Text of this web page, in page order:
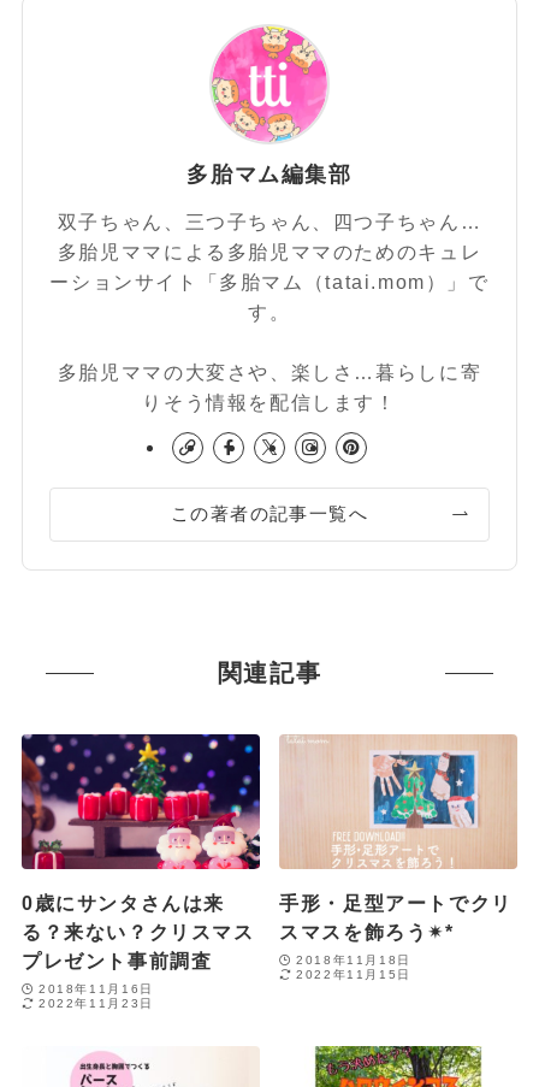
多胎マム編集部
双子ちゃん、三つ子ちゃん、四つ子ちゃん…
多胎児ママによる多胎児ママのためのキュレ
ーションサイト「多胎マム（tatai.mom）」で
す。
多胎児ママの大変さや、楽しさ…暮らしに寄
りそう情報を配信します！
この著者の記事一覧へ
関連記事
0歳にサンタさんは来
る？来ない？クリスマス
プレゼント事前調査
2018年11月16日
2022年11月23日
手形・足型アートでクリ
スマスを飾ろう✴︎*
2018年11月18日
2022年11月15日